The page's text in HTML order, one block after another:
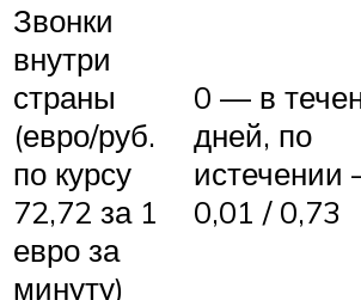
Звонки
внутри
страны
(евро/руб.
по курсу
72,72 за 1
евро за
минуту)
0 — в
дней, по
0,01 / 0,73